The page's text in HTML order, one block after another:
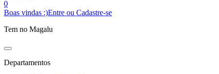
0
Boas vindas :)Entre ou Cadastre-se
Tem no Magalu
Departamentos